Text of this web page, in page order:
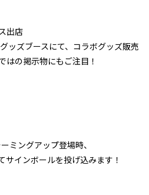
出店
ッズブースにて、コラボグッズ販売
はの掲示物にもご注目！
ミングアップ登場時、
インボールを投げ込みます！